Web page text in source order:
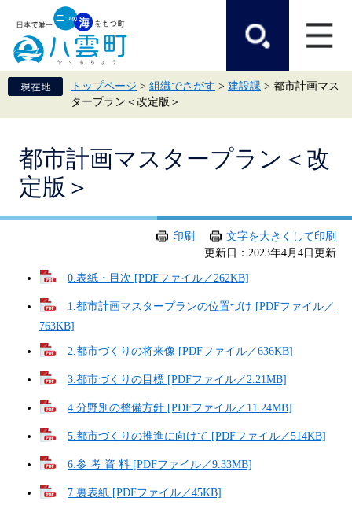
頭
で
飛
ば
て
トップページ > 組織でさがす > 建設課 > 都市計画マス
タープラン＜改定版＞
都市計画マスタープラン＜改
定版＞
印刷
文字を大きくして印刷
更新日：2023年4月4日更新
0.表紙・目次 [PDFファイル／262KB]
1.都市計画マスタープランの位置づけ [PDFファイル／
763KB]
2.都市づくりの将来像 [PDFファイル／636KB]
3.都市づくりの目標 [PDFファイル／2.21MB]
4.分野別の整備方針 [PDFファイル／11.24MB]
5.都市づくりの推進に向けて [PDFファイル／514KB]
6.参 考 資 料 [PDFファイル／9.33MB]
7.裏表紙 [PDFファイル／45KB]